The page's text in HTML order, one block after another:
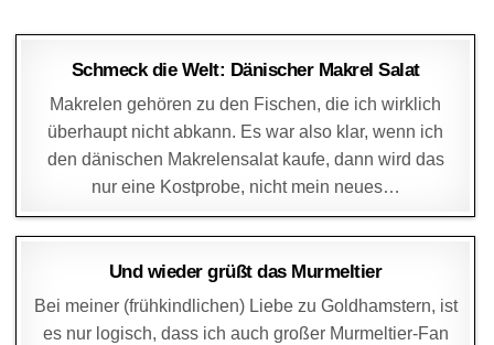
DAGMAR 28. DEZEMBER 2014
Schmeck die Welt: Dänischer Makrel Salat
Makrelen gehören zu den Fischen, die ich wirklich
überhaupt nicht abkann. Es war also klar, wenn ich
den dänischen Makrelensalat kaufe, dann wird das
nur eine Kostprobe, nicht mein neues…
DAGMAR 25. SEPTEMBER 2014
Und wieder grüßt das Murmeltier
Bei meiner (frühkindlichen) Liebe zu Goldhamstern, ist
es nur logisch, dass ich auch großer Murmeltier-Fan